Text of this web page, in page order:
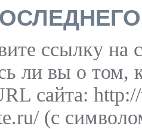
ссылку на
ли вы о том,
сайта:
(с